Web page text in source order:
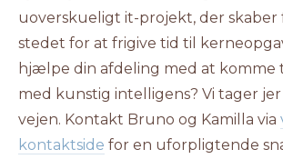
uoverskueligt it-projekt, der skaber
stedet for at frigive tid til
hjælpe din afdeling med at komme
med kunstig intelligens? Vi tager
vejen. Kontakt Bruno og Kamilla via
kontaktside for en uforpligtende